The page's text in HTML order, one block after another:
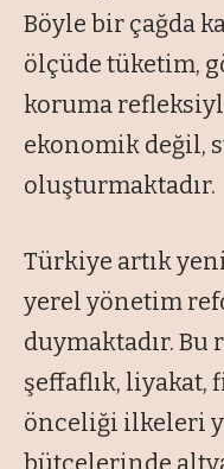
Böyle bir çağda
ölçüde tüketim,
koruma
ekonomik değil,
oluşturmaktadır.
Türkiye artık
yerel yönetim
duymaktadır.
şeffaflık,
önceliği ilkeleri
bütçelerinde